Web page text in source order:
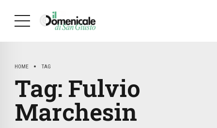
HOME TAG
Tag: Fulvio
Marchesin